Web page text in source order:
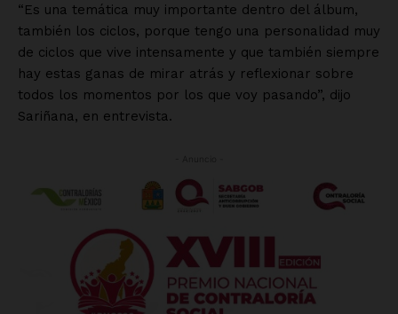
“Es una temática muy importante dentro del álbum,
también los ciclos, porque tengo una personalidad muy
de ciclos que vive intensamente y que también siempre
hay estas ganas de mirar atrás y reflexionar sobre
todos los momentos por los que voy pasando”, dijo
Sariñana, en entrevista.